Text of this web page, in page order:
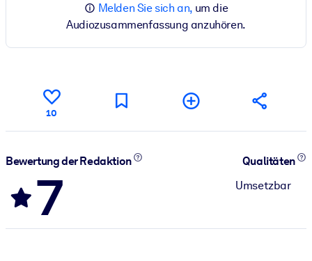
Melden Sie sich an,um die
Audiozusammenfassung anzuhören.
10
Bewertung der Redaktion
7
Qualitäten
Umsetzbar